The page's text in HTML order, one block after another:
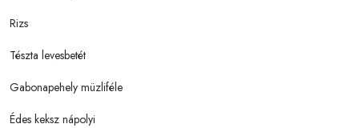
Rizs
Tészta levesbetét
Gabonapehely müzliféle
Édes keksz nápolyi